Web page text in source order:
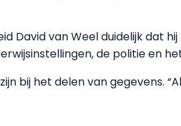
David van Weel duidelijk dat
de politie en
bij het delen van gegevens.